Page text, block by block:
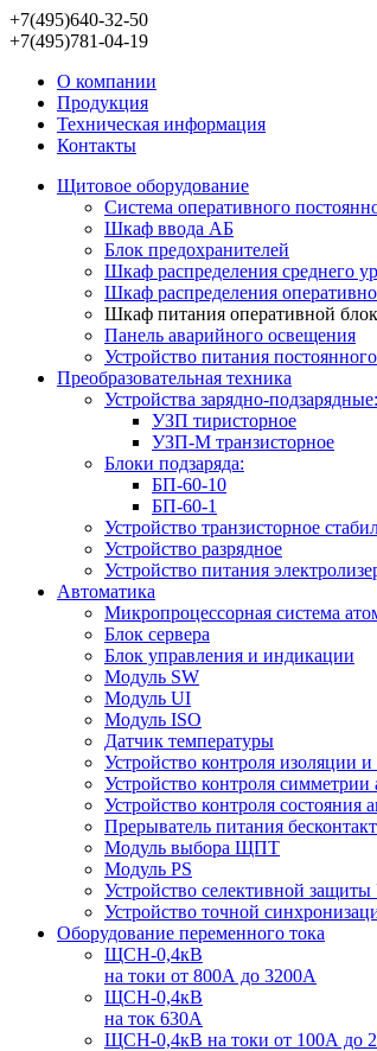
+7(495)640-32-50
+7(495)781-04-19
О компании
Продукция
Техническая информация
Контакты
Щитовое оборудование
Система оперативного
Шкаф ввода АБ
Блок предохранителей
Шкаф распределения среднего
Шкаф распределения
Шкаф питания оперативной
Панель аварийного освещения
Устройство питания
Преобразовательная техника
Устройствa зарядно-подзарядные:
УЗП тиристорное
УЗП-М транзисторное
Блоки подзаряда:
БП-60-10
БП-60-1
Устройство транзисторное
Устройство разрядное
Устройство питания
Автоматика
Микропроцессорная система
Блок сервера
Блок управления и индикации
Модуль SW
Модуль UI
Модуль ISO
Датчик температуры
Устройство контроля изоляции
Устройство контроля
Устройство контроля
Прерыватель питания
Модуль выбора ЩПТ
Модуль PS
Устройство селективной
Устройство точной
Оборудование переменного тока
ЩСН-0,4кВ
на токи от 800А до 3200А
ЩСН-0,4кВ
на ток 630А
ЩСН-0,4кВ на токи от 100А до